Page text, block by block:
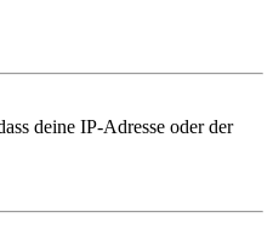
deine IP-Adresse oder der